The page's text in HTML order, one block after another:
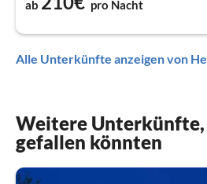
ab pro Nacht
Alle Unterkünfte anzeigen von
Weitere Unterkünfte,
gefallen könnten